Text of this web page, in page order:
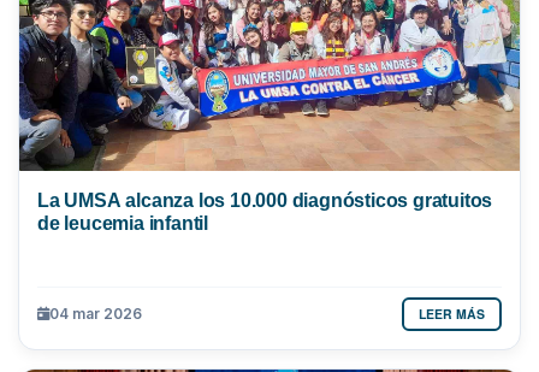
La UMSA alcanza los 10.000 diagnósticos gratuitos
de leucemia infantil
04 mar 2026 LEER MÁS